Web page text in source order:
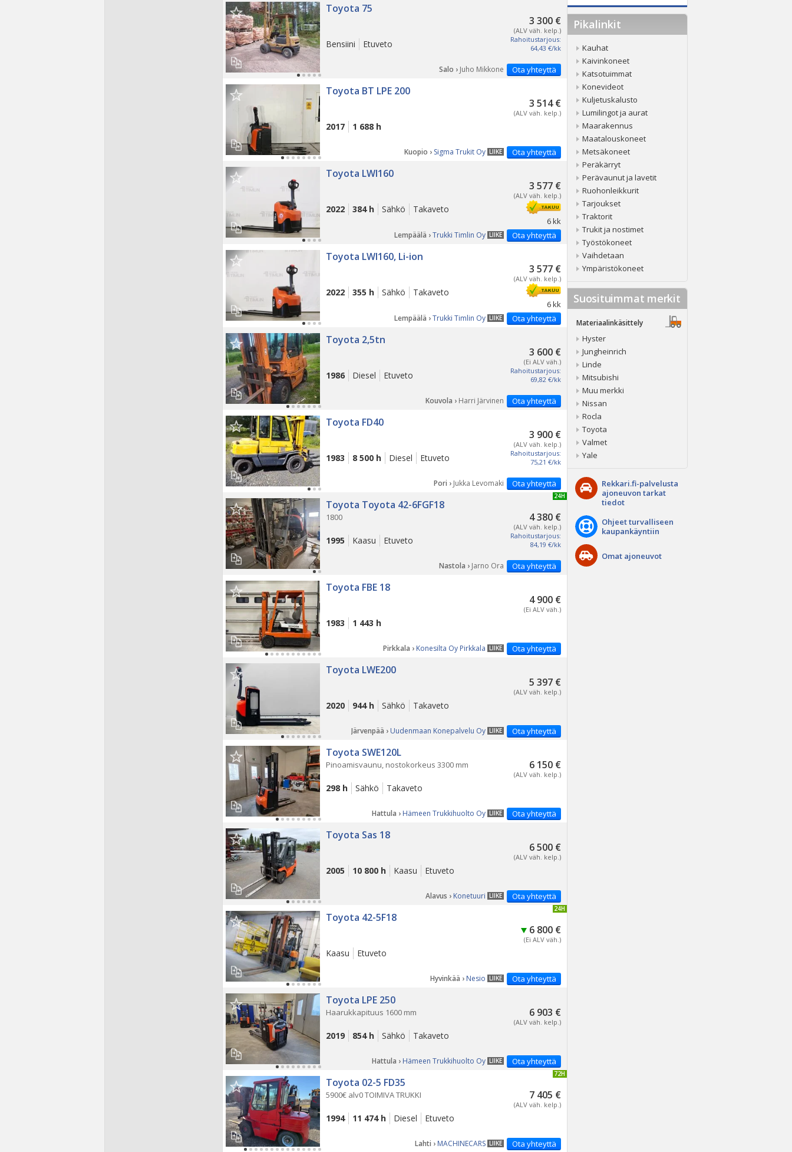
Toyota 75
3 300 €
(ALV väh. kelp.)
Rahoitustarjous:
64,43 €/kk
Bensiini Etuveto
Ota yhteyttä
Salo › Juho Mikkone
Toyota BT LPE 200
3 514 €
(ALV väh. kelp.)
2017 1 688 h
Ota yhteyttä
LIIKE
Kuopio › Sigma Trukit Oy
Toyota LWI160
3 577 €
(ALV väh. kelp.)
6 kk
2022 384 h Sähkö Takaveto
Ota yhteyttä
LIIKE
Lempäälä ›Trukki Timlin Oy
Toyota LWI160, Li-ion
3 577 €
(ALV väh. kelp.)
6 kk
2022 355 h Sähkö Takaveto
Ota yhteyttä
LIIKE
Lempäälä ›Trukki Timlin Oy
Toyota 2,5tn
3 600 €
(Ei ALV väh.)
Rahoitustarjous:
69,82 €/kk
1986 Diesel Etuveto
Ota yhteyttä
Kouvola › Harri Järvinen
Toyota FD40
3 900 €
(ALV väh. kelp.)
Rahoitustarjous:
75,21 €/kk
1983 8 500 h Diesel Etuveto
Ota yhteyttä
Pori › Jukka Levomaki
UUSI 24H
Toyota Toyota 42-6FGF18
4 380 €
(ALV väh. kelp.)
Rahoitustarjous:
84,19 €/kk
1800
1995 Kaasu Etuveto
Ota yhteyttä
Nastola › Jarno Ora
Toyota FBE 18
4 900 €
(Ei ALV väh.)
1983 1 443 h
Ota yhteyttä
LIIKE
Pirkkala › Konesilta Oy Pirkkala
Toyota LWE200
5 397 €
(ALV väh. kelp.)
2020 944 h Sähkö Takaveto
Ota yhteyttä
LIIKE
Järvenpää › Uudenmaan Konepalvelu Oy
Toyota SWE120L
6 150 €
(ALV väh. kelp.)
Pinoamisvaunu, nostokorkeus 3300 mm
298 h Sähkö Takaveto
Ota yhteyttä
LIIKE
Hattula › Hämeen Trukkihuolto Oy
Toyota Sas 18
6 500 €
(ALV väh. kelp.)
2005 10 800 h Kaasu Etuveto
Ota yhteyttä
LIIKE
Alavus › Konetuuri
PÄIVITETTY 24H
Toyota 42-5F18
6 800 €
(Ei ALV väh.)
Kaasu Etuveto
Ota yhteyttä
LIIKE
Hyvinkää › Nesio
Toyota LPE 250
6 903 €
(ALV väh. kelp.)
Haarukkapituus 1600 mm
2019 854 h Sähkö Takaveto
Ota yhteyttä
LIIKE
Hattula › Hämeen Trukkihuolto Oy
PÄIVITETTY 72H
Toyota 02-5 FD35
7 405 €
(ALV väh. kelp.)
5900€ alv0 TOIMIVA TRUKKI
1994 11 474 h Diesel Etuveto
Ota yhteyttä
LIIKE
Lahti › MACHINECARS
Pikalinkit
Kauhat
Kaivinkoneet
Katsotuimmat
Konevideot
Kuljetuskalusto
Lumilingot ja aurat
Maarakennus
Maatalouskoneet
Metsäkoneet
Peräkärryt
Perävaunut ja lavetit
Ruohonleikkurit
Tarjoukset
Traktorit
Trukit ja nostimet
Työstökoneet
Vaihdetaan
Ympäristökoneet
Suosituimmat merkit
Materiaalinkäsittely
Hyster
Jungheinrich
Linde
Mitsubishi
Muu merkki
Nissan
Rocla
Toyota
Valmet
Yale
Rekkari.fi-palvelusta
ajoneuvon tarkat
tiedot
Ohjeet turvalliseen
kaupankäyntiin
Omat ajoneuvot